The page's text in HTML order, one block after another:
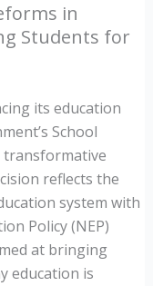
in
Students for
its education
School
transformative
reflects the
system with
Policy (NEP)
at bringing
education is